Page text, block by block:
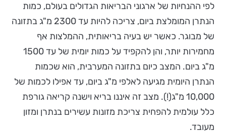
לפי ההנחיות של ארגוני הבריאות הגדולים בעולם, כמות
הנתרן המומלצת ביום, צריכה להיות עד 2300 מ"ג בתזונה
של מבוגר. כאשר יש בעיה בריאותית, ההמלצות אף
מחמירות יותר, והן להקפיד על כמות יומית של עד 1500
מ"ג ביום. המצב כיום בתזונה המערבית, הוא שכמות
הנתרן היומית מגיעה לאלפי מ"ג ביום, עד אפילו לכמות של
10,000 מ"ג(!). מצב זה איננו בריא וישנה קריאה גורפת
כלל עולמית להפחית צריכת מזונות עשירים בנתרן ומזון
מעובד.